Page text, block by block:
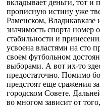
вкладывает деньги, тот и
прописную истину уже
Раменском, Владикавказе
значимость спорта номер
стабильности и
усвоена властями на сто
своем футбольном
выборами. А вот их-то
предостаточно. Помимо
предстоят еще сражения
городском Совете.
во многом зависит от